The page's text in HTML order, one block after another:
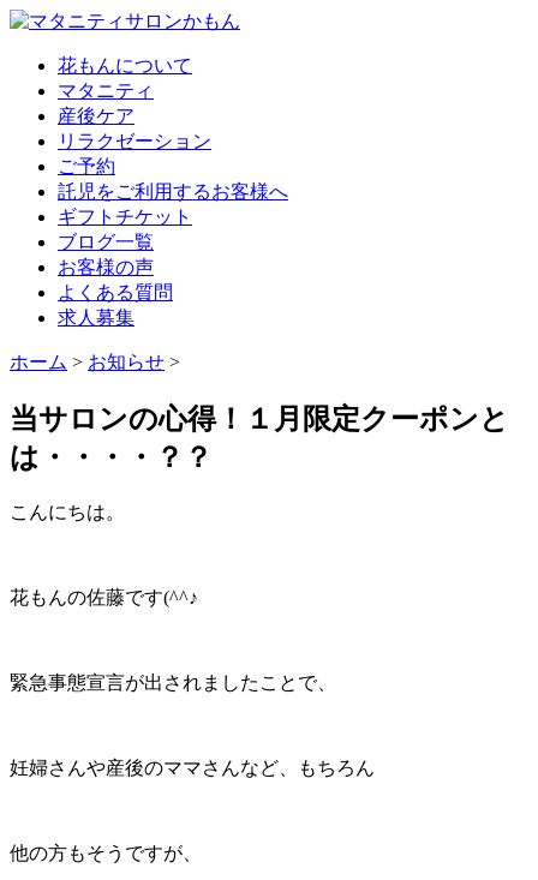
花もんについて
マタニティ
産後ケア
リラクゼーション
ご予約
託児をご利用するお客様へ
ギフトチケット
ブログ一覧
お客様の声
よくある質問
求人募集
ホーム > お知らせ >
当サロンの心得！１月限定クーポンと
は・・・・？？
こんにちは。
花もんの佐藤です(^^♪
緊急事態宣言が出されましたことで、
妊婦さんや産後のママさんなど、もちろん
他の方もそうですが、